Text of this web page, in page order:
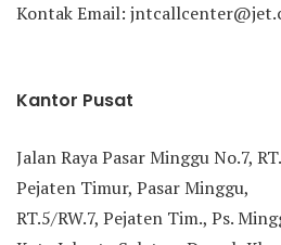
Kontak Email:
Kantor Pusat
Jalan Raya Pasar Minggu No.7,
Pejaten Timur, Pasar Minggu,
RT.5/RW.7, Pejaten Tim., Ps.